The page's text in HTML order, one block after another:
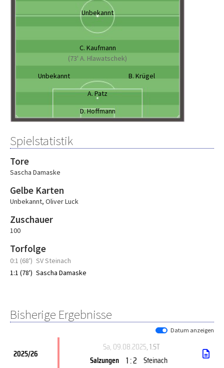
Unbekannt
C. Kaufmann
(73' A. Hlawatschek)
Unbekannt
B. Krügel
A. Patz
D. Hoffmann
Spielstatistik
Tore
Sascha Damaske
Gelbe Karten
Unbekannt, Oliver Luck
Zuschauer
100
Torfolge
0:1 (68') SV Steinach
1:1 (78') Sascha Damaske
Bisherige Ergebnisse
Datum anzeigen
2025/26
Sa, 09.08.2025, 1.ST
Salzungen 1 : 2 Steinach